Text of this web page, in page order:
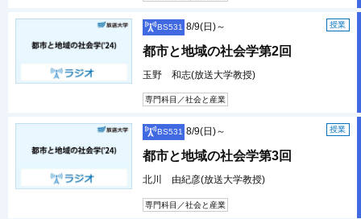
BS531 授業
8/9(日)～
都市と地域の社会学第2回
玉野 和志(放送大学教授)
専門科目／社会と産業
BS531 授業
8/9(日)～
都市と地域の社会学第3回
北川 由紀彦(放送大学教授)
専門科目／社会と産業